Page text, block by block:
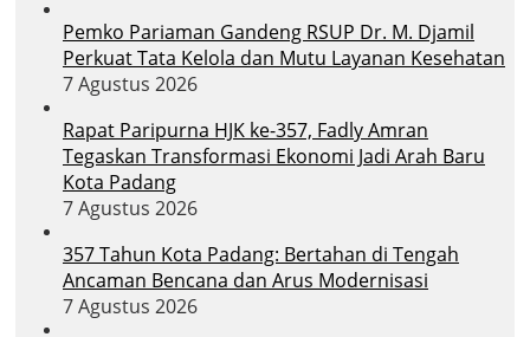
Pemko Pariaman Gandeng RSUP Dr. M. Djamil
Perkuat Tata Kelola dan Mutu Layanan Kesehatan
7 Agustus 2026
Rapat Paripurna HJK ke-357, Fadly Amran
Tegaskan Transformasi Ekonomi Jadi Arah Baru
Kota Padang
7 Agustus 2026
357 Tahun Kota Padang: Bertahan di Tengah
Ancaman Bencana dan Arus Modernisasi
7 Agustus 2026